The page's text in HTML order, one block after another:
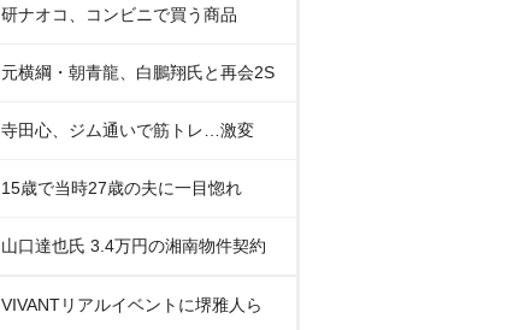
研ナオコ、コンビニで買う商品
元横綱・朝青龍、白鵬翔氏と再会2S
寺田心、ジム通いで筋トレ…激変
15歳で当時27歳の夫に一目惚れ
山口達也氏 3.4万円の湘南物件契約
VIVANTリアルイベントに堺雅人ら